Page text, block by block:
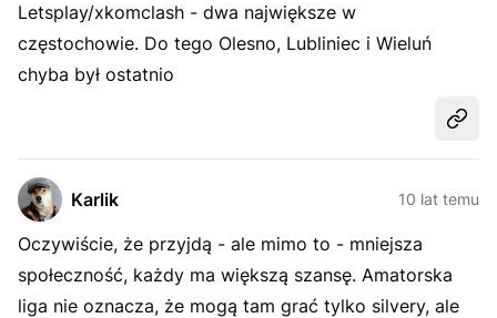
Letsplay/xkomclash - dwa największe w
częstochowie. Do tego Olesno, Lubliniec i Wieluń
chyba był ostatnio
Karlik 10 lat temu
Oczywiście, że przyjdą - ale mimo to - mniejsza
społeczność, każdy ma większą szansę. Amatorska
liga nie oznacza, że mogą tam grać tylko silvery, ale